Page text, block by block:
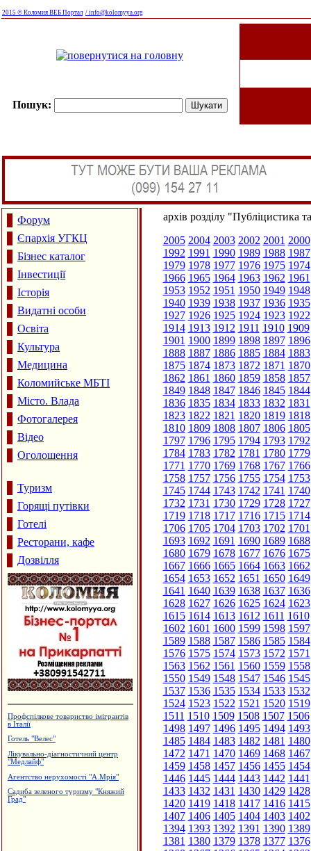
2015 © Коломия ВЕБ Портал / info@kolomyya.org
Пошук:
Форум
Єпархія УГКЦ
Бізнес каталог
Інвестиції
Історія
Видатні особи
Освіта
Культура
Медицина
Коломийське МБТІ
Місто. Влада
Фотогалерея
Відео
Оголошення
Туризм
Горящі путівки
Готелі
Ресторани, кафе
Дозвілля
Профспілкове товариство імігрантів
в Італії
Готель "Велес"
Лікувально-діагностичний центр
"Медлайф"
Агентство нерухомості "А.Мрія"
Садиба зеленого туризму "Княжий
Град"
архів розділу "Публіцистика
2005 2004 2003 2002 2001 2000
1992 1991 1990 1989 1988 1987
1979 1978 1977 1976 1975 1974
1966 1965 1964 1963 1962 1961
1953 1952 1951 1950 1949 1948
1940 1939 1938 1937 1936 1935
1927 1926 1925 1924 1923 1922
1914 1913 1912 1911 1910 1909
1901 1900 1899 1898 1897 1896
1888 1887 1886 1885 1884 1883
1875 1874 1873 1872 1871 1870
1862 1861 1860 1859 1858 1857
1849 1848 1847 1846 1845 1844
1836 1835 1834 1833 1832 1831
1823 1822 1821 1820 1819 1818
1810 1809 1808 1807 1806 1805
1797 1796 1795 1794 1793 1792
1784 1783 1782 1781 1780 1779
1771 1770 1769 1768 1767 1766
1758 1757 1756 1755 1754 1753
1745 1744 1743 1742 1741 1740
1732 1731 1730 1729 1728 1727
1719 1718 1717 1716 1715 1714
1706 1705 1704 1703 1702 1701
1693 1692 1691 1690 1689 1688
1680 1679 1678 1677 1676 1675
1667 1666 1665 1664 1663 1662
1654 1653 1652 1651 1650 1649
1641 1640 1639 1638 1637 1636
1628 1627 1626 1625 1624 1623
1615 1614 1613 1612 1611 1610
1602 1601 1600 1599 1598 1597
1589 1588 1587 1586 1585 1584
1576 1575 1574 1573 1572 1571
1563 1562 1561 1560 1559 1558
1550 1549 1548 1547 1546 1545
1537 1536 1535 1534 1533 1532
1524 1523 1522 1521 1520 1519
1511 1510 1509 1508 1507 1506
1498 1497 1496 1495 1494 1493
1485 1484 1483 1482 1481 1480
1472 1471 1470 1469 1468 1467
1459 1458 1457 1456 1455 1454
1446 1445 1444 1443 1442 1441
1433 1432 1431 1430 1429 1428
1420 1419 1418 1417 1416 1415
1407 1406 1405 1404 1403 1402
1394 1393 1392 1391 1390 1389
1381 1380 1379 1378 1377 1376